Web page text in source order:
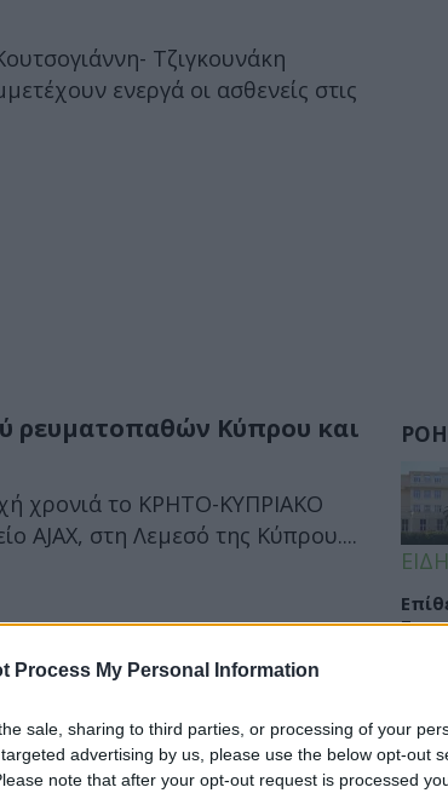
Process My Personal Information
sale, sharing to third parties, or processing of your
advertising by us, please use the below opt-out
note that after your opt-out request is processed
Τζιγκουνάκη
ενεργά οι ασθενείς στις
ρευματοπαθών Κύπρου και
χρονιά το ΚΡΗΤΟ-ΚΥΠΡΙΑΚΟ
AJAX, στη Λεμεσό της Κύπρου....